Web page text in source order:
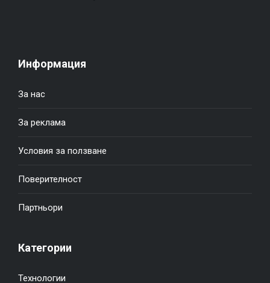
Информация
За нас
За реклама
Условия за ползване
Поверителност
Партньори
Категории
Технологии